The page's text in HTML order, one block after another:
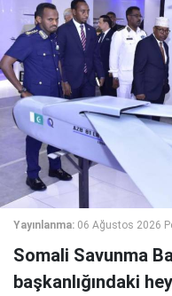
Yayınlanma: 06 Ağustos 2026
Somali Savunma
başkanlığındaki